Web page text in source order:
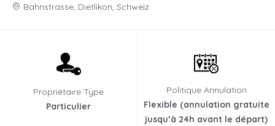
Bahnstrasse, Dietlikon, Schweiz
Propriétaire Type
Particulier
Politique Annulation
Flexible (annulation gratuite
jusqu’à 24h avant le départ)